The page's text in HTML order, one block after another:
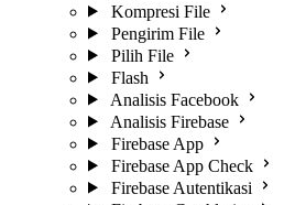
Kompresi File
Pengirim File
Pilih File
Flash
Analisis Facebook
Analisis Firebase
Firebase App
Firebase App Check
Firebase Autentikasi